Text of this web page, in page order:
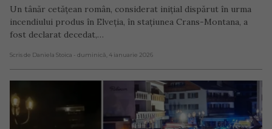
Un tânăr cetățean român, considerat inițial dispărut în urma
incendiului produs în Elveția, în stațiunea Crans-Montana, a
fost declarat decedat,…
Scris de Daniela Stoica - duminică, 4 ianuarie 2026